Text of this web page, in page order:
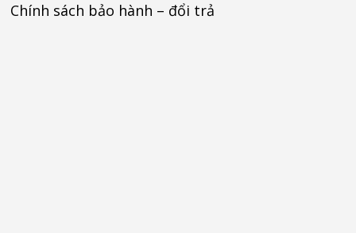
Chính sách bảo hành – đổi trả